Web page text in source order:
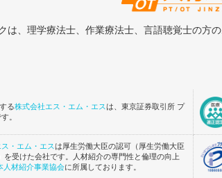
は、理学療法士、作業療法士、言語聴覚士の方
る株式会社エス・エム・エスは、東京証券取引所 プ
。
・エム・エスは厚生労働大臣の認可（厚生労働大臣
を受けた会社です。人材紹介の専門性と倫理の向上
人材紹介事業協会に所属しております。